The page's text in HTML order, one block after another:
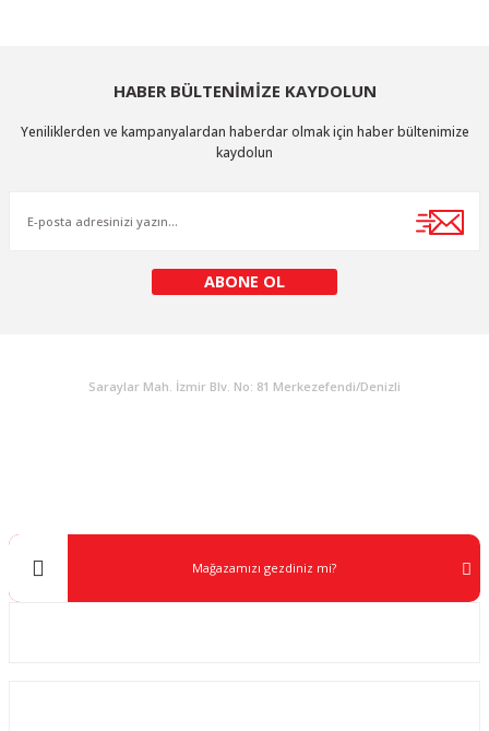
HABER BÜLTENİMİZE KAYDOLUN
Yeniliklerden ve kampanyalardan haberdar olmak için haber bültenimize
kaydolun
ABONE OL
Saraylar Mah. İzmir Blv. No: 81 Merkezefendi/Denizli
Mağazamızı gezdiniz mi?